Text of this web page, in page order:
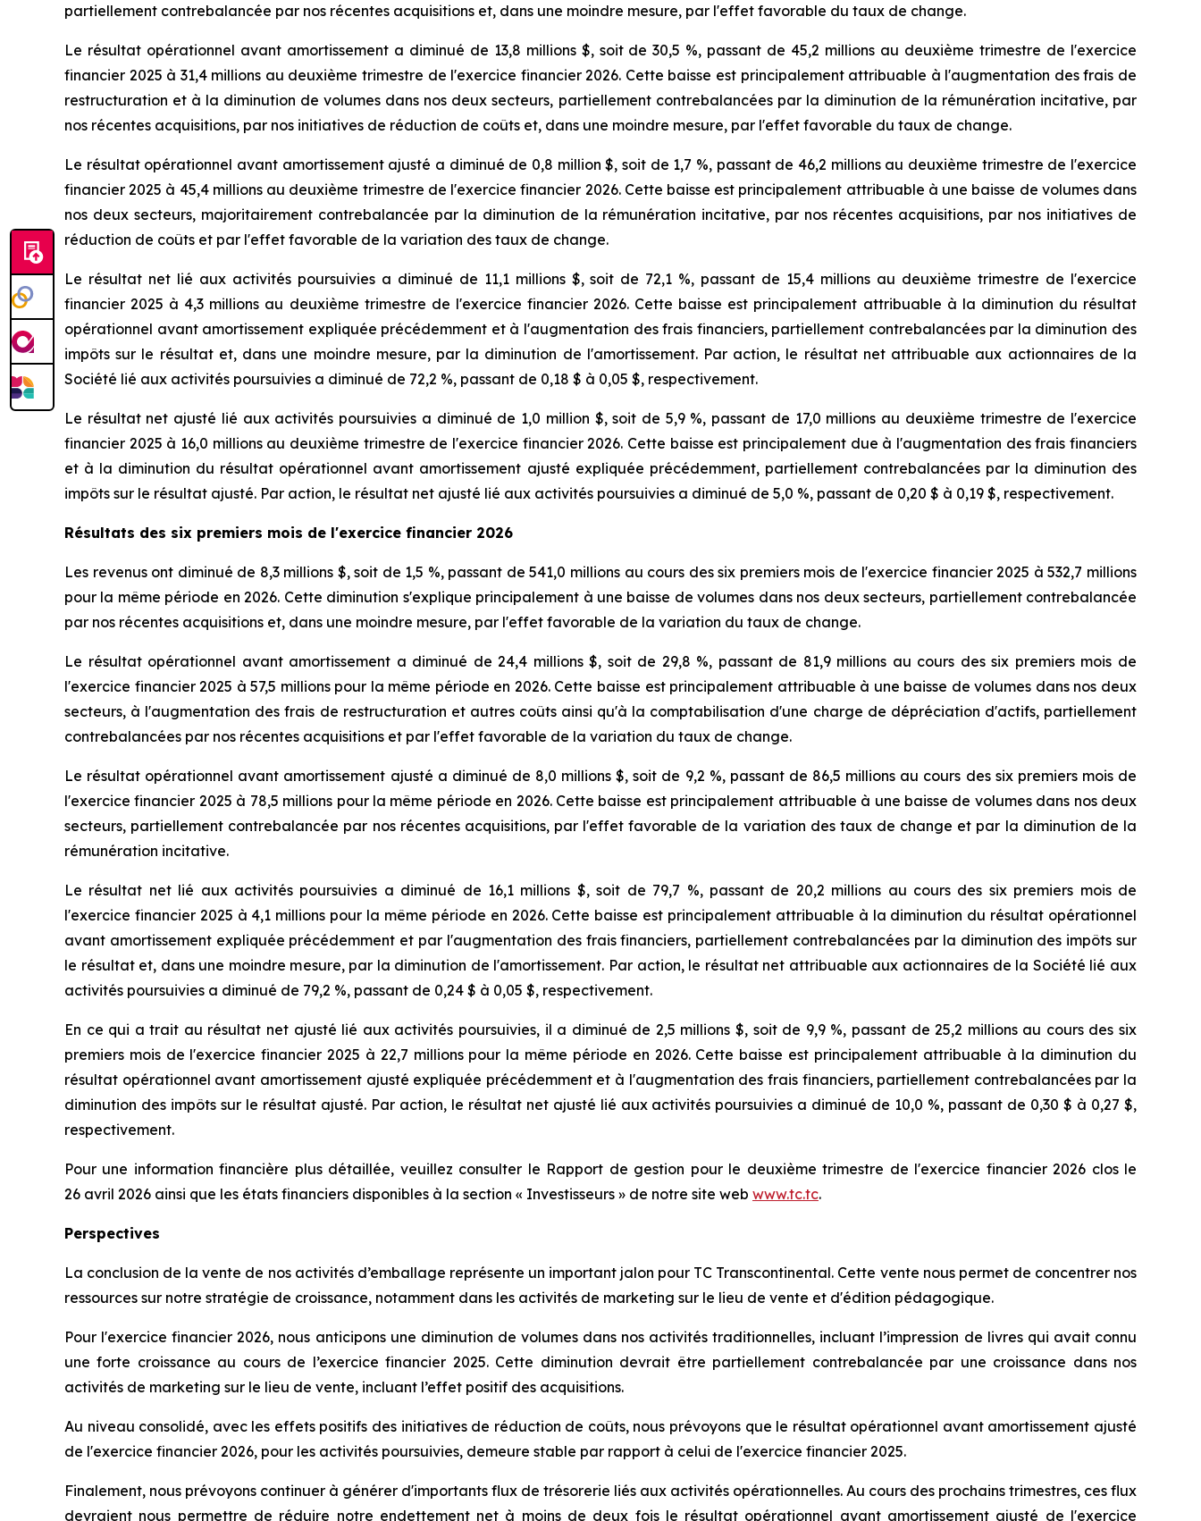
partiellement contrebalancée par nos récentes acquisitions et, dans une moindre mesure, par l'effet favorable du taux de change.
Le résultat opérationnel avant amortissement a diminué de 13,8 millions $, soit de 30,5 %, passant de 45,2 millions au deuxième trimestre de l'exercice
financier 2025 à 31,4 millions au deuxième trimestre de l'exercice financier 2026. Cette baisse est principalement attribuable à l'augmentation des frais de
restructuration et à la diminution de volumes dans nos deux secteurs, partiellement contrebalancées par la diminution de la rémunération incitative, par
nos récentes acquisitions, par nos initiatives de réduction de coûts et, dans une moindre mesure, par l'effet favorable du taux de change.
Le résultat opérationnel avant amortissement ajusté a diminué de 0,8 million $, soit de 1,7 %, passant de 46,2 millions au deuxième trimestre de l'exercice
financier 2025 à 45,4 millions au deuxième trimestre de l'exercice financier 2026. Cette baisse est principalement attribuable à une baisse de volumes dans
nos deux secteurs, majoritairement contrebalancée par la diminution de la rémunération incitative, par nos récentes acquisitions, par nos initiatives de
réduction de coûts et par l'effet favorable de la variation des taux de change.
Le résultat net lié aux activités poursuivies a diminué de 11,1 millions $, soit de 72,1 %, passant de 15,4 millions au deuxième trimestre de l'exercice
financier 2025 à 4,3 millions au deuxième trimestre de l'exercice financier 2026. Cette baisse est principalement attribuable à la diminution du résultat
opérationnel avant amortissement expliquée précédemment et à l'augmentation des frais financiers, partiellement contrebalancées par la diminution des
impôts sur le résultat et, dans une moindre mesure, par la diminution de l'amortissement. Par action, le résultat net attribuable aux actionnaires de la
Société lié aux activités poursuivies a diminué de 72,2 %, passant de 0,18 $ à 0,05 $, respectivement.
Le résultat net ajusté lié aux activités poursuivies a diminué de 1,0 million $, soit de 5,9 %, passant de 17,0 millions au deuxième trimestre de l'exercice
financier 2025 à 16,0 millions au deuxième trimestre de l'exercice financier 2026. Cette baisse est principalement due à l'augmentation des frais financiers
et à la diminution du résultat opérationnel avant amortissement ajusté expliquée précédemment, partiellement contrebalancées par la diminution des
impôts sur le résultat ajusté. Par action, le résultat net ajusté lié aux activités poursuivies a diminué de 5,0 %, passant de 0,20 $ à 0,19 $, respectivement.
Résultats des six premiers mois de l'exercice financier 2026
Les revenus ont diminué de 8,3 millions $, soit de 1,5 %, passant de 541,0 millions au cours des six premiers mois de l'exercice financier 2025 à 532,7 millions
pour la même période en 2026. Cette diminution s'explique principalement à une baisse de volumes dans nos deux secteurs, partiellement contrebalancée
par nos récentes acquisitions et, dans une moindre mesure, par l'effet favorable de la variation du taux de change.
Le résultat opérationnel avant amortissement a diminué de 24,4 millions $, soit de 29,8 %, passant de 81,9 millions au cours des six premiers mois de
l'exercice financier 2025 à 57,5 millions pour la même période en 2026. Cette baisse est principalement attribuable à une baisse de volumes dans nos deux
secteurs, à l'augmentation des frais de restructuration et autres coûts ainsi qu'à la comptabilisation d'une charge de dépréciation d'actifs, partiellement
contrebalancées par nos récentes acquisitions et par l'effet favorable de la variation du taux de change.
Le résultat opérationnel avant amortissement ajusté a diminué de 8,0 millions $, soit de 9,2 %, passant de 86,5 millions au cours des six premiers mois de
l'exercice financier 2025 à 78,5 millions pour la même période en 2026. Cette baisse est principalement attribuable à une baisse de volumes dans nos deux
secteurs, partiellement contrebalancée par nos récentes acquisitions, par l'effet favorable de la variation des taux de change et par la diminution de la
rémunération incitative.
Le résultat net lié aux activités poursuivies a diminué de 16,1 millions $, soit de 79,7 %, passant de 20,2 millions au cours des six premiers mois de
l'exercice financier 2025 à 4,1 millions pour la même période en 2026. Cette baisse est principalement attribuable à la diminution du résultat opérationnel
avant amortissement expliquée précédemment et par l'augmentation des frais financiers, partiellement contrebalancées par la diminution des impôts sur
le résultat et, dans une moindre mesure, par la diminution de l'amortissement. Par action, le résultat net attribuable aux actionnaires de la Société lié aux
activités poursuivies a diminué de 79,2 %, passant de 0,24 $ à 0,05 $, respectivement.
En ce qui a trait au résultat net ajusté lié aux activités poursuivies, il a diminué de 2,5 millions $, soit de 9,9 %, passant de 25,2 millions au cours des six
premiers mois de l'exercice financier 2025 à 22,7 millions pour la même période en 2026. Cette baisse est principalement attribuable à la diminution du
résultat opérationnel avant amortissement ajusté expliquée précédemment et à l'augmentation des frais financiers, partiellement contrebalancées par la
diminution des impôts sur le résultat ajusté. Par action, le résultat net ajusté lié aux activités poursuivies a diminué de 10,0 %, passant de 0,30 $ à 0,27 $,
respectivement.
Pour une information financière plus détaillée, veuillez consulter le Rapport de gestion pour le deuxième trimestre de l'exercice financier 2026 clos le
26 avril 2026 ainsi que les états financiers disponibles à la section « Investisseurs » de notre site web www.tc.tc.
Perspectives
La conclusion de la vente de nos activités d’emballage représente un important jalon pour TC Transcontinental. Cette vente nous permet de concentrer nos
ressources sur notre stratégie de croissance, notamment dans les activités de marketing sur le lieu de vente et d'édition pédagogique.
Pour l'exercice financier 2026, nous anticipons une diminution de volumes dans nos activités traditionnelles, incluant l’impression de livres qui avait connu
une forte croissance au cours de l’exercice financier 2025. Cette diminution devrait être partiellement contrebalancée par une croissance dans nos
activités de marketing sur le lieu de vente, incluant l’effet positif des acquisitions.
Au niveau consolidé, avec les effets positifs des initiatives de réduction de coûts, nous prévoyons que le résultat opérationnel avant amortissement ajusté
de l'exercice financier 2026, pour les activités poursuivies, demeure stable par rapport à celui de l'exercice financier 2025.
Finalement, nous prévoyons continuer à générer d'importants flux de trésorerie liés aux activités opérationnelles. Au cours des prochains trimestres, ces flux
devraient nous permettre de réduire notre endettement net à moins de deux fois le résultat opérationnel avant amortissement ajusté de l'exercice